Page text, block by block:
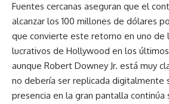
Fuentes cercanas aseguran que el
alcanzar los 100 millones de dólares
que convierte este retorno en uno de
lucrativos de Hollywood en los
aunque Robert Downey Jr. está muy
no debería ser replicada digitalmente
presencia en la gran pantalla